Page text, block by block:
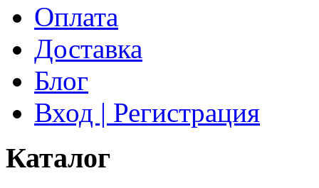
Оплата
Доставка
Блог
Вход | Регистрация
Каталог